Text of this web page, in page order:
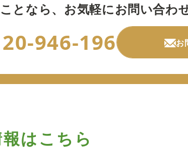
となら、 お気軽にお問い合わ
946-196 お
はこちら